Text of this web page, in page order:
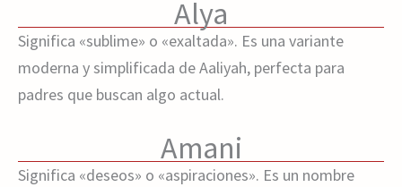
Alya
Significa «sublime» o «exaltada». Es una variante
moderna y simplificada de Aaliyah, perfecta para
padres que buscan algo actual.
Amani
Significa «deseos» o «aspiraciones». Es un nombre